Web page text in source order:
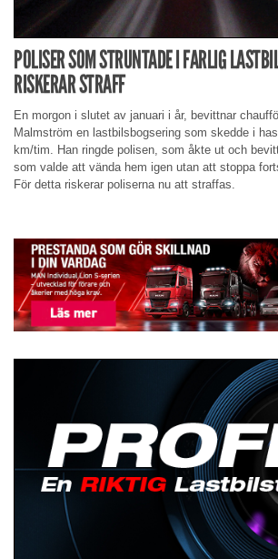
POLISER SOM STRUNTADE I FARLIG
RISKERAR STRAFF
En morgon i slutet av januari i år, bevittnar
Malmström en lastbilsbogsering som skedde i
km/tim. Han ringde polisen, som åkte ut och
som valde att vända hem igen utan att stoppa
För detta riskerar poliserna nu att straffas.